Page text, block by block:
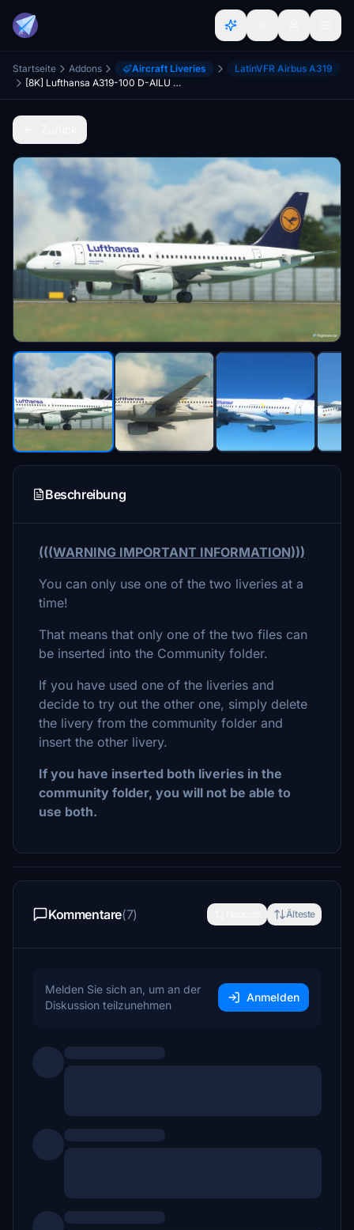
Startseite Addons Aircraft Liveries
LatinVFR Airbus A319
[8K] Lufthansa A319-100 D-AILU & D-AILY Pack
Beschreibung
(((WARNING IMPORTANT INFORMATION)))
You can only use one of the two liveries at a
time!
That means that only one of the two files can
be inserted into the Community folder.
If you have used one of the liveries and
decide to try out the other one, simply delete
the livery from the community folder and
insert the other livery.
If you have inserted both liveries in the
community folder, you will not be able to
use both.
Kommentare(7) Älteste
Melden Sie sich an, um an der
Diskussion teilzunehmen
Anmelden